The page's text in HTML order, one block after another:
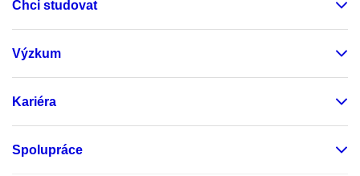
Chci studovat
Výzkum
Kariéra
Spolupráce